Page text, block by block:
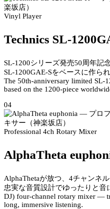
Vinyl Player
Technics SL-
SL-1200シリーズ発売50周年記
SL-1200GAE-Sをベースに作ら
The 50th-anniversary limited SL-
based on the 1200-piece
04
Professional 4ch Rotary Mixer
AlphaTheta
AlphaThetaが放つ、4チャンネ
忠実な音質設計でゆったりと音
DJ) four-channel rotary mixer —
long, immersive listening.